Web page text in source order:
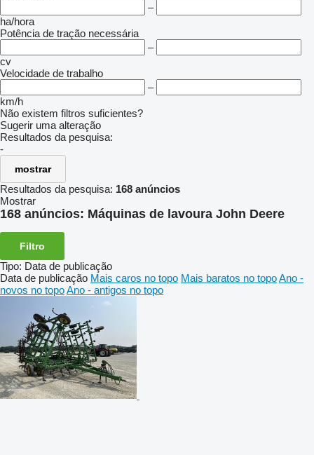
–
ha/hora
Potência de tração necessária
–
cv
Velocidade de trabalho
–
km/h
Não existem filtros suficientes?
Sugerir uma alteração
Resultados da pesquisa:
-
mostrar
Resultados da pesquisa: 168 anúncios
Mostrar
168 anúncios: Máquinas de lavoura John Deere
Filtro
Tipo: Data de publicação
Data de publicação Mais caros no topo Mais baratos no topoAno -
novos no topoAno - antigos no topo